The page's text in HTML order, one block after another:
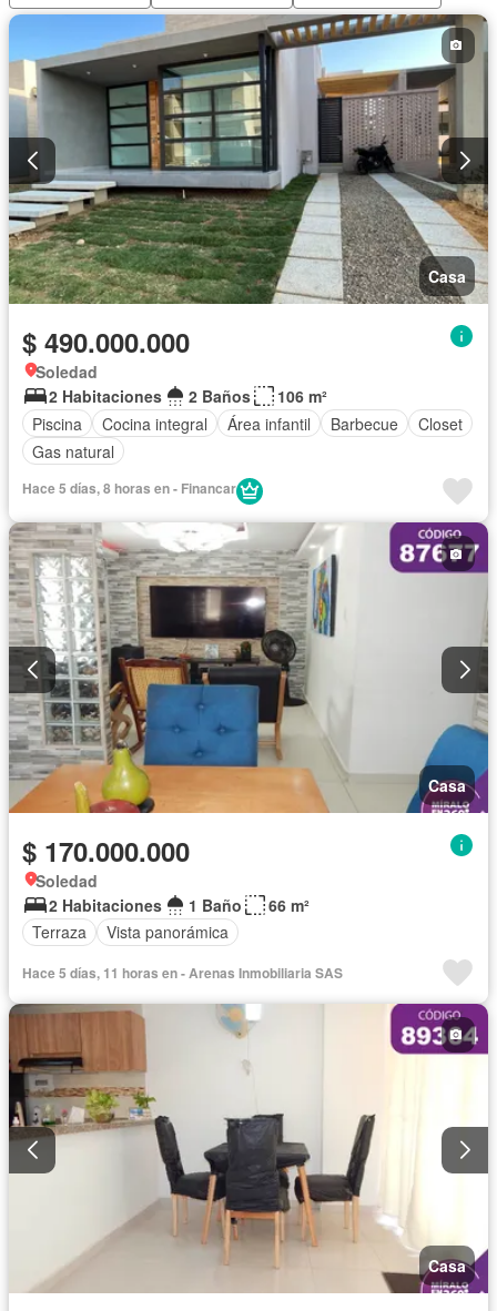
Casa
$ 490.000.000
Soledad
2 Habitaciones
2 Baños
106 m²
Piscina
Cocina integral Área infantil Barbecue
Closet
Gas natural
Hace 5 días, 8 horas en - Financar
Casa
$ 170.000.000
Soledad
2 Habitaciones
1 Baño
66 m²
Terraza
Vista panorámica
Hace 5 días, 11 horas en - Arenas Inmobiliaria SAS
Casa